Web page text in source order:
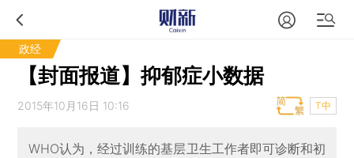
政经
【封面报道】抑郁症小数据
2015年10月16日 10:16 T中
WHO认为，经过训练的基层卫生工作者即可诊断和初